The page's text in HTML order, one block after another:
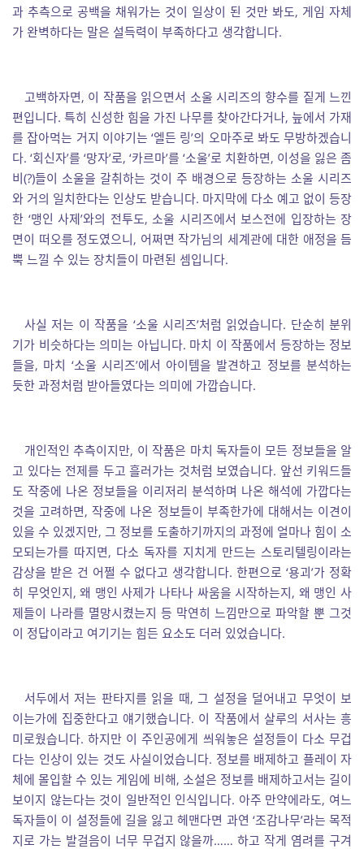
과 추측으로 공백을 채워가는 것이 일상이 된 것만 봐도, 게임 자체
가 완벽하다는 말은 설득력이 부족하다고 생각합니다.
고백하자면, 이 작품을 읽으면서 소울 시리즈의 향수를 짙게 느낀
편입니다. 특히 신성한 힘을 가진 나무를 찾아간다거나, 늪에서 가재
를 잡아먹는 거지 이야기는 ‘엘든 링’의 오마주로 봐도 무방하겠습니
다. ‘회신자’를 ‘망자’로, ‘카르마’를 ‘소울’로 치환하면, 이성을 잃은 좀
비(?)들이 소울을 갈취하는 것이 주 배경으로 등장하는 소울 시리즈
와 거의 일치한다는 인상도 받습니다. 마지막에 다소 예고 없이 등장
한 ‘맹인 사제’와의 전투도, 소울 시리즈에서 보스전에 입장하는 장
면이 떠오를 정도였으니, 어쩌면 작가님의 세계관에 대한 애정을 듬
뿍 느낄 수 있는 장치들이 마련된 셈입니다.
사실 저는 이 작품을 ‘소울 시리즈’처럼 읽었습니다. 단순히 분위
기가 비슷하다는 의미는 아닙니다. 마치 이 작품에서 등장하는 정보
들을, 마치 ‘소울 시리즈’에서 아이템을 발견하고 정보를 분석하는
듯한 과정처럼 받아들였다는 의미에 가깝습니다.
개인적인 추측이지만, 이 작품은 마치 독자들이 모든 정보들을 알
고 있다는 전제를 두고 흘러가는 것처럼 보였습니다. 앞선 키워드들
도 작중에 나온 정보들을 이리저리 분석하며 나온 해석에 가깝다는
것을 고려하면, 작중에 나온 정보들이 부족한가에 대해서는 이견이
있을 수 있겠지만, 그 정보를 도출하기까지의 과정에 얼마나 힘이 소
모되는가를 따지면, 다소 독자를 지치게 만드는 스토리텔링이라는
감상을 받은 건 어쩔 수 없다고 생각합니다. 한편으로 ‘용괴’가 정확
히 무엇인지, 왜 맹인 사제가 나타나 싸움을 시작하는지, 왜 맹인 사
제들이 나라를 멸망시켰는지 등 막연히 느낌만으로 파악할 뿐 그것
이 정답이라고 여기기는 힘든 요소도 더러 있었습니다.
서두에서 저는 판타지를 읽을 때, 그 설정을 덜어내고 무엇이 보
이는가에 집중한다고 얘기했습니다. 이 작품에서 살루의 서사는 흥
미로웠습니다. 하지만 이 주인공에게 씌워놓은 설정들이 다소 무겁
다는 인상이 있는 것도 사실이었습니다. 정보를 배제하고 플레이 자
체에 몰입할 수 있는 게임에 비해, 소설은 정보를 배제하고서는 길이
보이지 않는다는 것이 일반적인 인식입니다. 아주 만약에라도, 여느
독자들이 이 설정들에 길을 잃고 헤맨다면 과연 ‘조감나무’라는 목적
지로 가는 발걸음이 너무 무겁지 않을까…… 하고 작게 염려를 구겨